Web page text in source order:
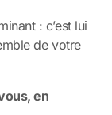
: c’est lui
de votre
en